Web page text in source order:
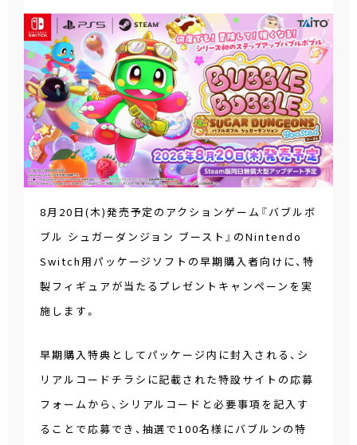
8月20日(木)発売予定のアクションゲーム『バブルボ
ブル シュガーダンジョン ブースト』のNintendo
Switch用パッケージソフトの早期購入者向けに、特
製フィギュアが当たるプレゼントキャンペーンを実
施します。
早期購入特典としてパッケージ内に封入される、シ
リアルコードチラシに記載された特設サイトの応募
フォームから、シリアルコードと必要事項を記入す
ることで応募でき、抽選で100名様にバブルンの特